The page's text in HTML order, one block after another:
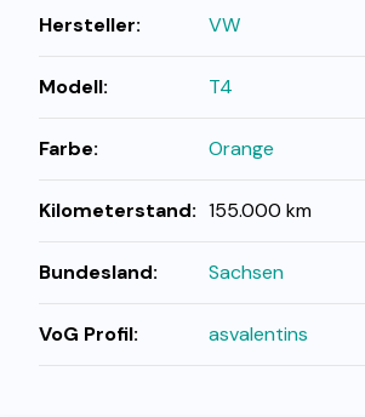
Hersteller: VW
Modell: T4
Farbe: Orange
Kilometerstand: 155.000 km
Bundesland: Sachsen
VoG Profil: asvalentins